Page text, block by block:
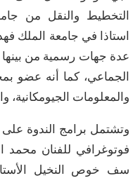
التخطيط والنقل من
استاذا في جامعة الملك
عدة جهات رسمية من بينها
الجماعي، كما أنه عضو
والمعلومات الجيومكانية،
وتشتمل برامج الندوة
فوتوغرافي للفنان محمد
سف خوص النخيل